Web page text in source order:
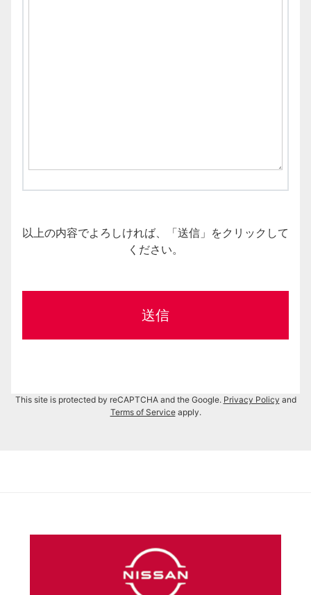
以上の内容でよろしければ、「送信」をクリックして
ください。
This site is protected by reCAPTCHA and the Google. Privacy Policy and
Terms of Serviceapply.